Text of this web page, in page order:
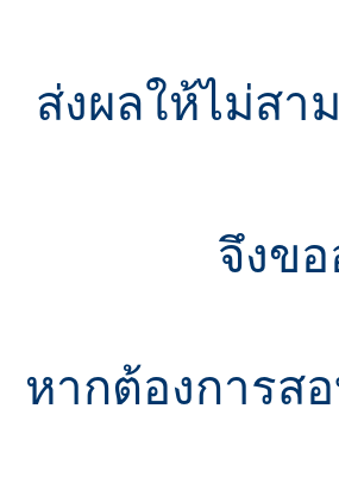
ส่งผลให้ไม่สา
จึงข
หากต้องการส